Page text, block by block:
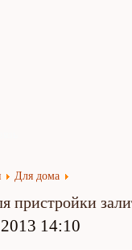
Для дома
пристройки
14:10